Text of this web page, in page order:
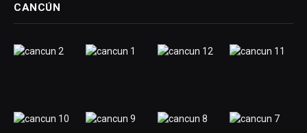
CANCÚN